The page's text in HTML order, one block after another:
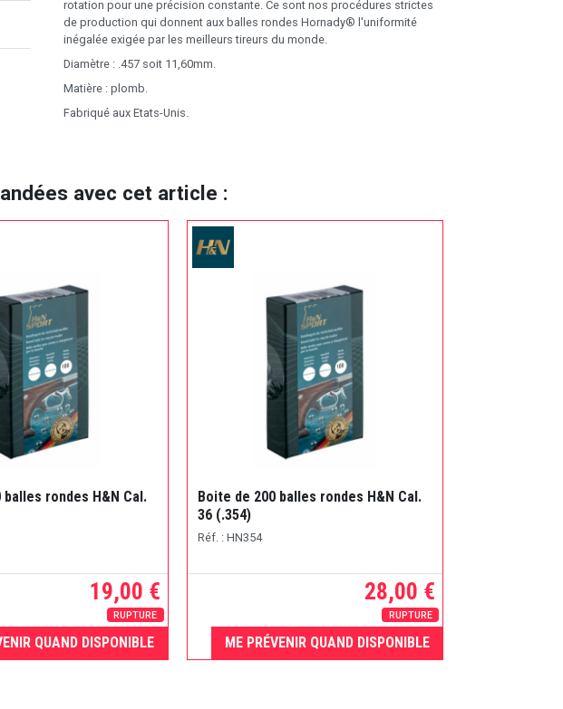
rotation pour une précision constante. Ce sont nos procédures strictes
de production qui donnent aux balles rondes Hornady® l'uniformité
inégalée exigée par les meilleurs tireurs du monde.
Diamètre : .457 soit 11,60mm.
Matière : plomb.
Fabriqué aux Etats-Unis.
avec cet article :
rondes H&N Cal.
19,00 €
RUPTURE
QUAND DISPONIBLE
Boite de 200 balles rondes H&N Cal.
36 (.354)
Réf. : HN354
28,00 €
RUPTURE
ME PRÉVENIR QUAND DISPONIBLE